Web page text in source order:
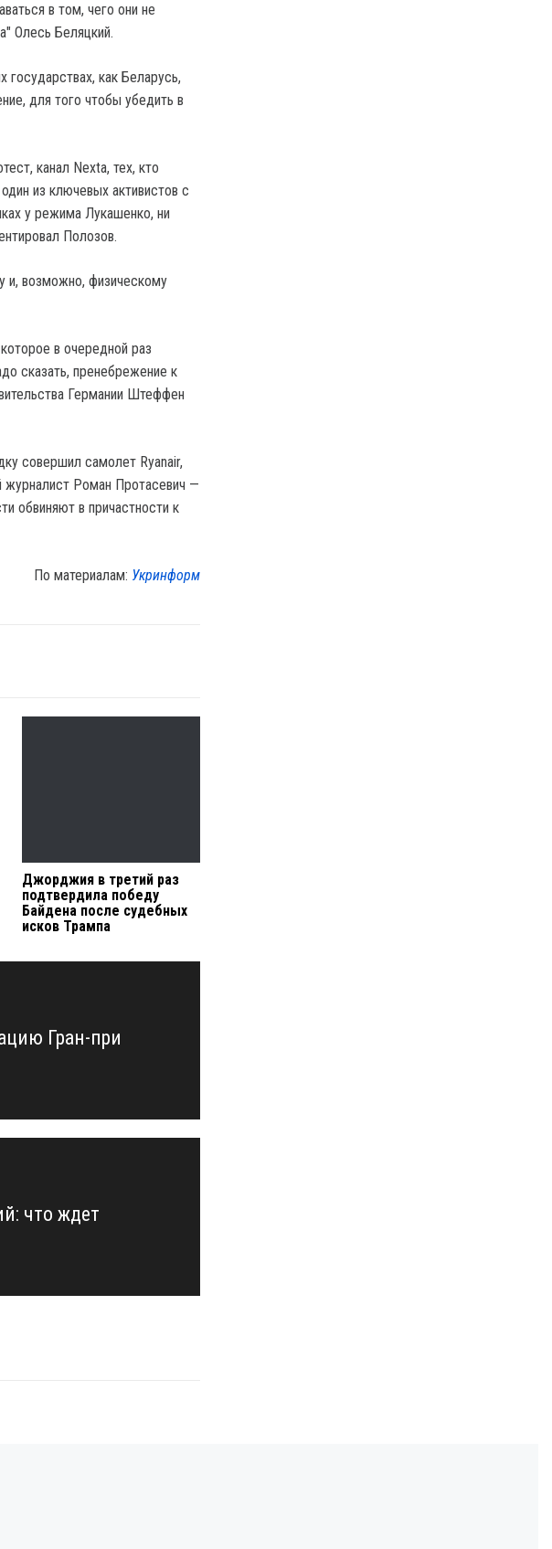
в том, чего они не
Олесь Беляцкий.
как Беларусь,
для того чтобы убедить в
канал Nexta, тех, кто
из ключевых активистов с
у режима Лукашенко, ни
Полозов.
и, возможно, физическому
в очередной раз
сказать, пренебрежение к
Германии Штеффен
совершил самолет Ryanair,
журналист Роман Протасевич —
обвиняют в причастности к
По материалам: Укринформ
Джорджия в третий раз
подтвердила победу
Байдена после судебных
исков Трампа
Гран-при
что ждет